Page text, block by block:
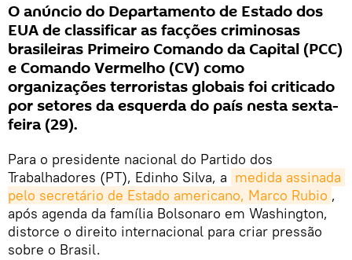
O anúncio do Departamento de Estado dos
EUA de classificar as facções criminosas
brasileiras Primeiro Comando da Capital (PCC)
e Comando Vermelho (CV) como
organizações terroristas globais foi criticado
por setores da esquerda do país nesta sexta-
feira (29).
Para o presidente nacional do Partido dos
Trabalhadores (PT), Edinho Silva, a medida assinada
pelo secretário de Estado americano, Marco Rubio ,
após agenda da família Bolsonaro em Washington,
distorce o direito internacional para criar pressão
sobre o Brasil.